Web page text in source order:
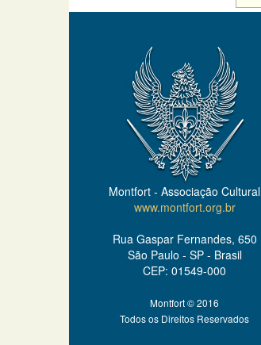
Montfort - Associação Cultural
www.montfort.org.br
Rua Gaspar Fernandes, 650
São Paulo - SP - Brasil
CEP: 01549-000
Montfort © 2016
Todos os Direitos Reservados